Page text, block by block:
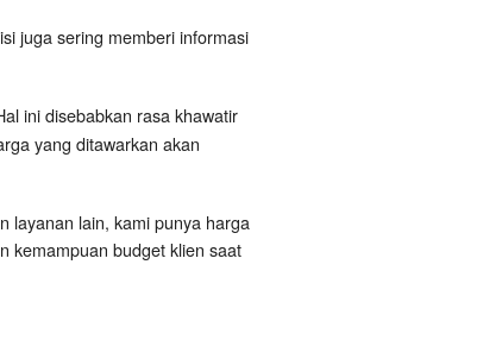
juga sering memberi informasi
ini disebabkan rasa khawatir
yang ditawarkan akan
layanan lain, kami punya harga
kemampuan budget klien saat